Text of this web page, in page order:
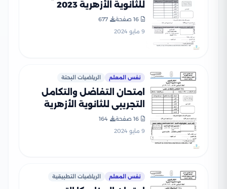
للثانوية الأزهرية 2023
16 صفحة
677
9 مايو 2024
نفس المعلم الرياضيات البحتة
امتحان التفاضل والتكامل
التجريبي للثانوية الأزهرية
2023
16 صفحة
164
9 مايو 2024
نفس المعلم الرياضيات التطبيقية